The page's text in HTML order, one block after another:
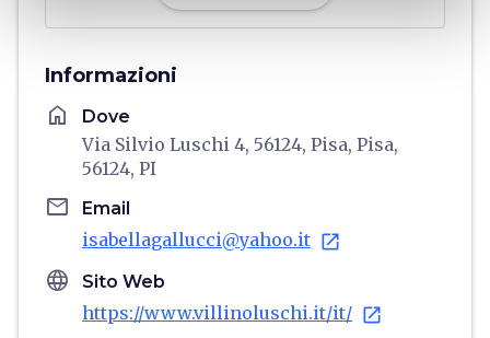
Informazioni
home Dove
Via Silvio Luschi 4, 56124, Pisa, Pisa,
56124, PI
email Email
isabellagallucci@yahoo.it open_in_new
language Sito Web
https://www.villinoluschi.it/it/ open_in_new